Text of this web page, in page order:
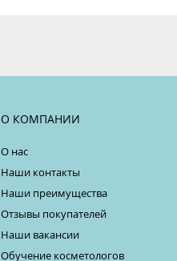
О КОМПАНИИ
О нас
Наши контакты
Наши преимущества
Отзывы покупателей
Наши вакансии
Обучение косметологов